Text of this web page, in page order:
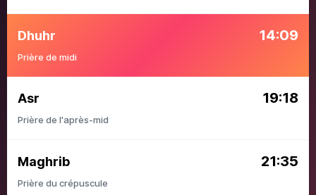
Dhuhr 14:09
Prière de midi
Asr 19:18
Prière de l'après-mid
Maghrib 21:35
Prière du crépuscule